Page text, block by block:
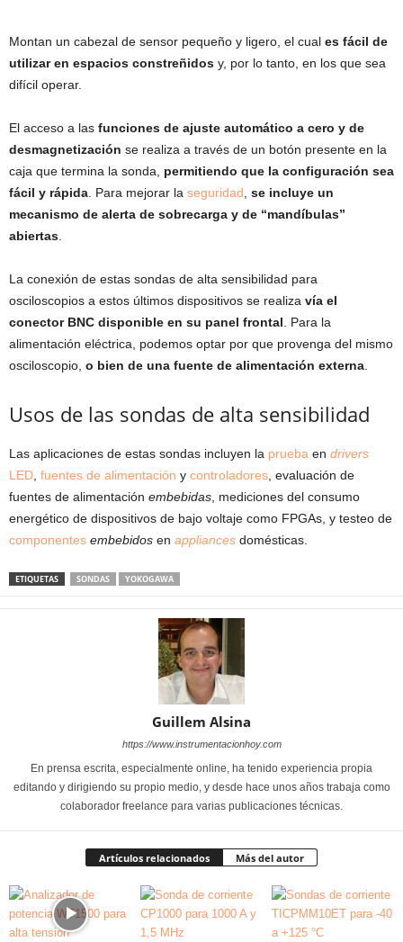
Montan un cabezal de sensor pequeño y ligero, el cual es fácil de
utilizar en espacios constreñidos y, por lo tanto, en los que sea
difícil operar.
El acceso a las funciones de ajuste automático a cero y de
desmagnetización se realiza a través de un botón presente en la
caja que termina la sonda, permitiendo que la configuración sea
fácil y rápida . Para mejorar la seguridad se incluye un
mecanismo de alerta de sobrecarga y de “mandíbulas”
abiertas
La conexión de estas sondas de alta sensibilidad para
osciloscopios a estos últimos dispositivos se realiza vía el
conector BNC disponible en su panel frontal . Para la
alimentación eléctrica, podemos optar por que provenga del mismo
osciloscopio, o bien de una fuente de alimentación externa
Usos de las sondas de alta sensibilidad
Las aplicaciones de estas sondas incluyen la prueba en drivers
LED fuentes de alimentación y controladores , evaluación de
fuentes de alimentación embebidas , mediciones del consumo
energético de dispositivos de bajo voltaje como FPGAs, y testeo de
componentes embebidos en appliances domésticas.
ETIQUETAS SONDAS YOKOGAWA
Guillem Alsina
https://www.instrumentacionhoy.com
En prensa escrita, especialmente online, ha tenido experiencia propia
editando y dirigiendo su propio medio, y desde hace unos años trabaja como
colaborador freelance para varias publicaciones técnicas.
Artículos relacionados Más del autor